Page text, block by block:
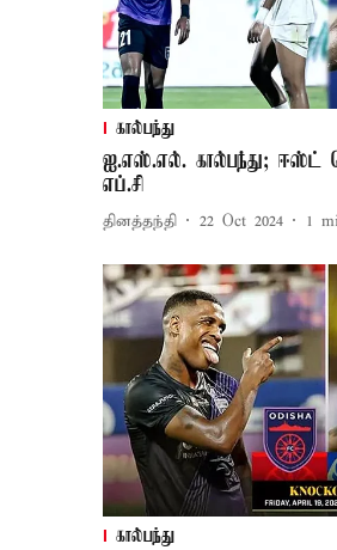
கால்பந்து
ஐ.எஸ்.எல். கால்பந்து; ஈஸ்ட்
எப்.சி
தினத்தந்தி 22 Oct 2024 1
கால்பந்து